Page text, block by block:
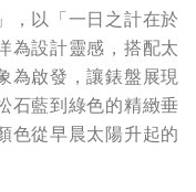
，以「一日之計在於
為設計靈感，搭配太
為啟發，讓錶盤展現
石藍到綠色的精緻垂
色從早晨太陽升起的